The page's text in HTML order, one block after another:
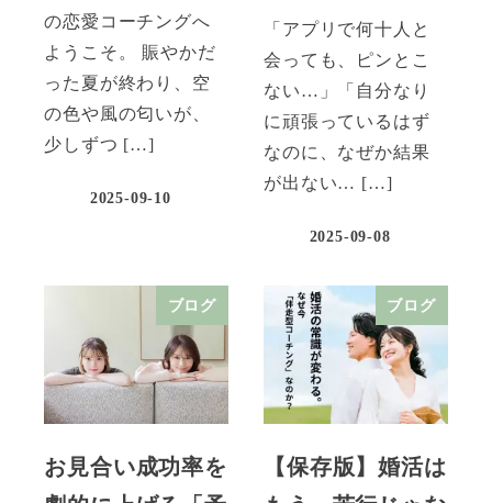
の恋愛コーチングへ
ようこそ。 賑やかだ
った夏が終わり、空
の色や風の匂いが、
少しずつ […]
2025-09-10
「アプリで何十人と
会っても、ピンとこ
ない…」「自分なり
に頑張っているはず
なのに、なぜか結果
が出ない… […]
2025-09-08
ブログ
お見合い成功率を
ブログ
【保存版】婚活は